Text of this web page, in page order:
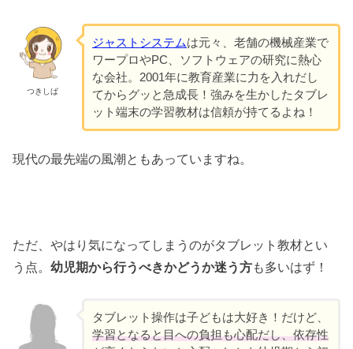
つきしば
ジャストシステムは元々、老舗の機械産業で
ワープロやPC、ソフトウェアの研究に熱心
な会社。2001年に教育産業に力を入れだし
てからグッと急成長！強みを生かしたタブレ
ット端末の学習教材は信頼が持てるよね！
現代の最先端の風潮ともあっていますね。
ただ、やはり気になってしまうのがタブレット教材とい
う点。幼児期から行うべきかどうか迷う方も多いはず！
タブレット操作は子どもは大好き！だけど、
学習となると目への負担も心配だし、依存性